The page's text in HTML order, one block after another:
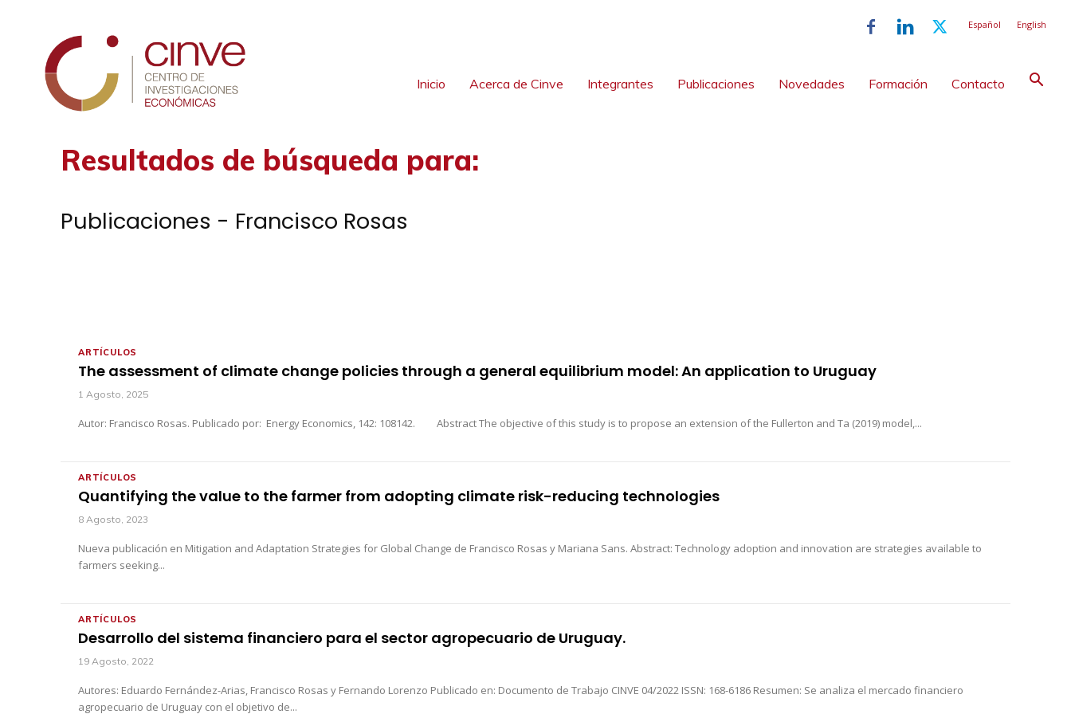
Español English
Inicio Acerca de Cinve Integrantes Publicaciones Novedades Formación Contacto
Resultados de búsqueda para:
Publicaciones - Francisco Rosas
ARTÍCULOS
The assessment of climate change policies through a general equilibrium model: An application to Uruguay
1 Agosto, 2025
Autor: Francisco Rosas. Publicado por: Energy Economics, 142: 108142. Abstract The objective of this study is to propose an extension of the Fullerton and Ta (2019) model,...
ARTÍCULOS
Quantifying the value to the farmer from adopting climate risk-reducing technologies
8 Agosto, 2023
Nueva publicación en Mitigation and Adaptation Strategies for Global Change de Francisco Rosas y Mariana Sans. Abstract: Technology adoption and innovation are strategies available to
farmers seeking...
ARTÍCULOS
Desarrollo del sistema financiero para el sector agropecuario de Uruguay.
19 Agosto, 2022
Autores: Eduardo Fernández-Arias, Francisco Rosas y Fernando Lorenzo Publicado en: Documento de Trabajo CINVE 04/2022 ISSN: 168-6186 Resumen: Se analiza el mercado financiero
agropecuario de Uruguay con el objetivo de...